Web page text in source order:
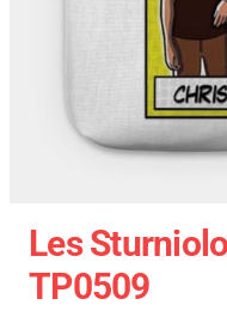
Les
TP0509